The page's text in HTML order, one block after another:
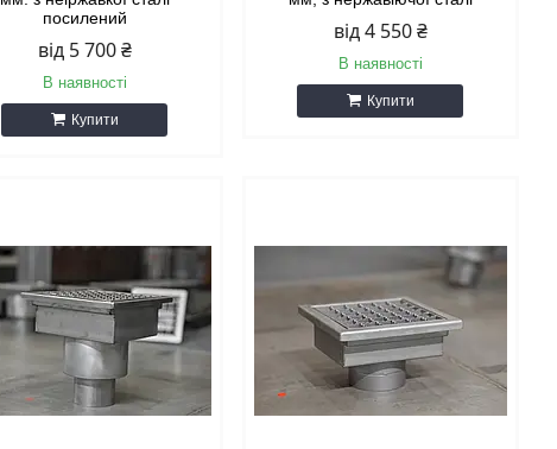
посилений
від 5 700 ₴
В наявності
Купити
від 4 550 ₴
В наявності
Купити